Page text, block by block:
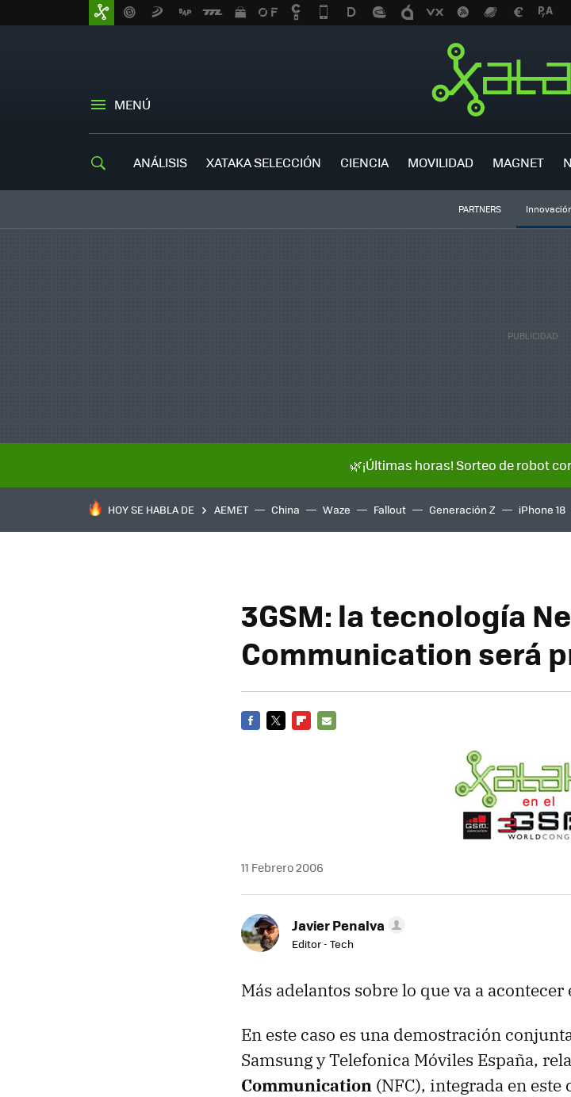
MENÚ
ANÁLISIS XATAKA SELECCIÓN CIENCIA MOVILIDAD MAGNET
PARTNERS
🌿¡Últimas horas! Sorteo de robot
HOY SE HABLA DE AEMET China Waze Fallout Generación Z iPhone 18
3GSM: la tecnología
Communication será
11 Febrero 2006
Javier Penalva
Editor - Tech
Más adelantos sobre lo que va a acontecer
En este caso es una demostración
Samsung y Telefonica Móviles España,
Communication (NFC), integrada en